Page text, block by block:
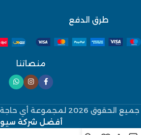
طرق الدفع
منصاتنا
جميع الحقوق 2026 لمجموعة أي حاجة
أفضل شركة سيو